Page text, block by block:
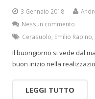
3 Gennaio 2018
Nessun commento
Cerasuolo Emilio Rapino
Il buongiorno si vede dal
buon inizio nella
LEGGI TUTTO